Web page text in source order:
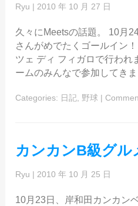
Ryu | 2010 年 10 月 27 日
久々にMeetsの話題。 10月
さんがめでたくゴールイン
ツェ ディ フィガロで行われ
ームのみんなで参加してき
Categories: 日記 野球 |
カンカンB級グル
Ryu | 2010 年 10 月 25 日
10月23日、岸和田カンカン